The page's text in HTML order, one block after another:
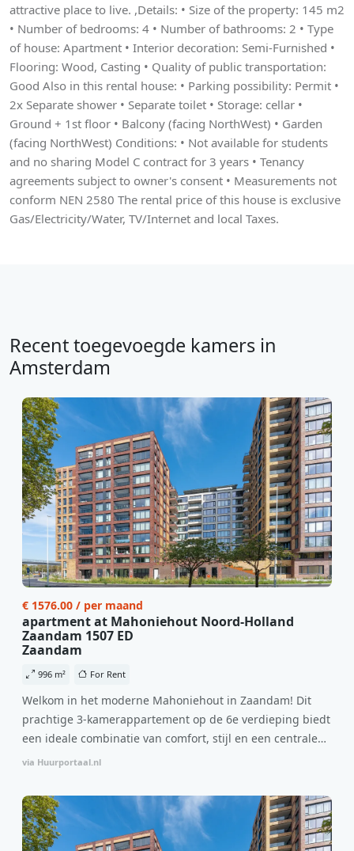
attractive place to live. ,Details: • Size of the property: 145 m2
• Number of bedrooms: 4 • Number of bathrooms: 2 • Type
of house: Apartment • Interior decoration: Semi-Furnished •
Flooring: Wood, Casting • Quality of public transportation:
Good Also in this rental house: • Parking possibility: Permit •
2x Separate shower • Separate toilet • Storage: cellar •
Ground + 1st floor • Balcony (facing NorthWest) • Garden
(facing NorthWest) Conditions: • Not available for students
and no sharing Model C contract for 3 years • Tenancy
agreements subject to owner's consent • Measurements not
conform NEN 2580 The rental price of this house is exclusive
Gas/Electricity/Water, TV/Internet and local Taxes.
Recent toegevoegde kamers in
Amsterdam
€ 1576.00 / per maand
apartment at Mahoniehout Noord-Holland
Zaandam 1507 ED
Zaandam
996 m² For Rent
Welkom in het moderne Mahoniehout in Zaandam! Dit
prachtige 3-kamerappartement op de 6e verdieping biedt
een ideale combinatie van comfort, stijl en een centrale
locatie. Met een huurprijs van €1.576 per maand
per maand is dit een geweldige kans voor professionals
die op zoek zijn naar een woning die direct beschikbaar is
vanaf 1 april 2026. Bij binnenkomst word je verwelkomd
via Huurportaal.nl